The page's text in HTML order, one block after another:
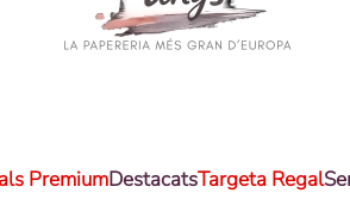
PremiumDestacatsTargeta Regal